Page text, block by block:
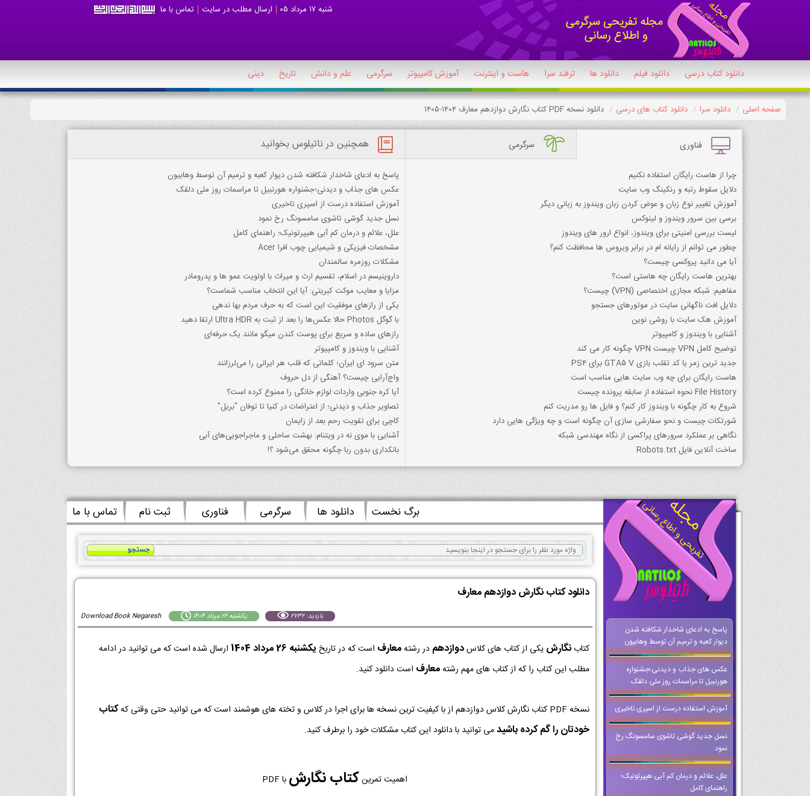
شنبه 17 مرداد 05 ارسال مطلب در سایت تماس با ما
دانلود کتاب درسی دانلود فیلم دانلود ها ترفند سرا هاست و اینترنت آموزش کامپیوتر سرگرمی علم و دانش تاریخ دینی
صفحه اصلی دانلود سرا دانلود کتاب های درسی دانلود نسخه PDF کتاب نگارش دوازدهم معارف 1404-1405
فناوری سرگرمی
چرا از هاست رایگان استفاده نکنیم
دلایل سقوط رتبه و رنکینگ وب سایت
آموزش تغییر نوع زبان و عوض کردن زبان ویندوز به زبانی دیگر
برسی بین سرور ویندوز و لینوکس
لیست بررسی امنیتی برای ویندوز، انواع ارور های ویندوز
چطور می توانم از رایانه ام در برابر ویروس ها محافظت کنم؟
آیا می دانید پروکسی چیست؟
بهترین هاست رایگان چه هاستی است؟
مفاهیم: شبکه مجازی اختصاصی (VPN) چیست؟
دلایل افت ناگهانی سایت در موتورهای جستجو
آموزش هک سایت با روشی نوین
آشنایی با ویندوز و کامپیوتر
توضیح کامل VPN چیست VPN چگونه کار می کند
جدید ترین زمر یا کد تقلب بازی GTA5 V برای PS4
هاست رایگان برای چه وب سایت هایی مناسب است
File History نحوه استفاده از سابقه پرونده چیست
شروع به کار چگونه با ویندوز کار کنم؟ و فایل ها رو مدریت کنم
شورتکات چیست و نحو سفارشی سازی آن چگونه است و چه ویژگی هایی دارد
نگاهی بر عملکرد سرورهای پراکسی از نگاه مهندسی شبکه
ساخت آنلاین فایل Robots.txt
همچنین در ناتیلوس بخوانید
پاسخ به ادعای شاخدار شکافته شدن دیوار کعبه و ترمیم آن توسط وهابیون
عکس های جذاب و دیدنی؛جشنواره هورنبیل تا مراسمات روز ملی دلقک
آموزش استفاده درست از اسپری تاخیری
نسل جدید گوشی‌ تاشوی سامسونگ رخ نمود
علل، علائم و درمان کم آبی هیپرتونیک؛ راهنمای کامل
مشخصات فیزیکی و شیمیایی چوب افرا Acer
مشکلات روزمره سالمندان
داروینیسم در اسلام، تقسیم ارث و میراث با اولويت عمو ها و پدرومادر
مزایا و معایب موکت کبریتی: آیا این انتخاب مناسب شماست؟
یکی از رازهای موفقیت این است که به حرف مردم بها ندهی
با گوگل Photos حالا عکس‌ها را بعد از ثبت به Ultra HDR ارتقا دهید
رازهای ساده و سریع برای پوست کندن میگو مانند یک حرفه‌ای
آشنایی با ویندوز و کامپیوتر
متن سرود ای ایران؛ کلماتی که قلب هر ایرانی را می‌لرزانند
واج‌آرایی چیست؟ آهنگی از دل حروف
آیا کره جنوبی واردات لوازم خانگی را ممنوع کرده است؟
تصاویر جذاب و دیدنی؛ از اعتراضات در کنیا تا توفان "بریل"
کاچی برای تقویت رحم بعد از زایمان
آشنایی با موی نه در ویتنام: بهشت ساحلی و ماجراجویی‌های آبی
بانکداری بدون ربا چگونه محقق می‌شود ؟!
پاسخ به ادعای شاخدار شکافته شدن
دیوار کعبه و ترمیم آن توسط وهابیون
عکس های جذاب و دیدنی؛جشنواره
هورنبیل تا مراسمات روز ملی دلقک
آموزش استفاده درست از اسپری تاخیری
نسل جدید گوشی‌ تاشوی سامسونگ رخ
نمود
علل، علائم و درمان کم آبی هیپرتونیک؛
راهنمای کامل
برگ نخست دانلود ها سرگرمی فناوری ثبت نام تماس با ما
دانلود کتاب نگارش دوازدهم معارف
Download Book Negaresh يكشنبه 26 مرداد 1404 بازدید: 2732
کتابنگارش یکی از کتاب های کلاسدوازدهم در رشتهمعارف است که در تاریخ يكشنبه 26 مرداد 1404
ارسال شده است که می توانید در ادامه
مطلب این کتاب را که از کتاب های مهم رشتهمعارف است دانلود کنید.
نسخه PDF کتاب نگارش کلاس دوازدهم از با کیفیت ترین نسخه ها برای اجرا در کلاس و تخته های هوشمند است که می توانید حتی وقتی که
کتاب
خودتان را گم کرده باشیدمی توانید با دانلود این کتاب مشکلات خود را برطرف کنید.
اهمیت تمرینکتاب نگارش با PDF